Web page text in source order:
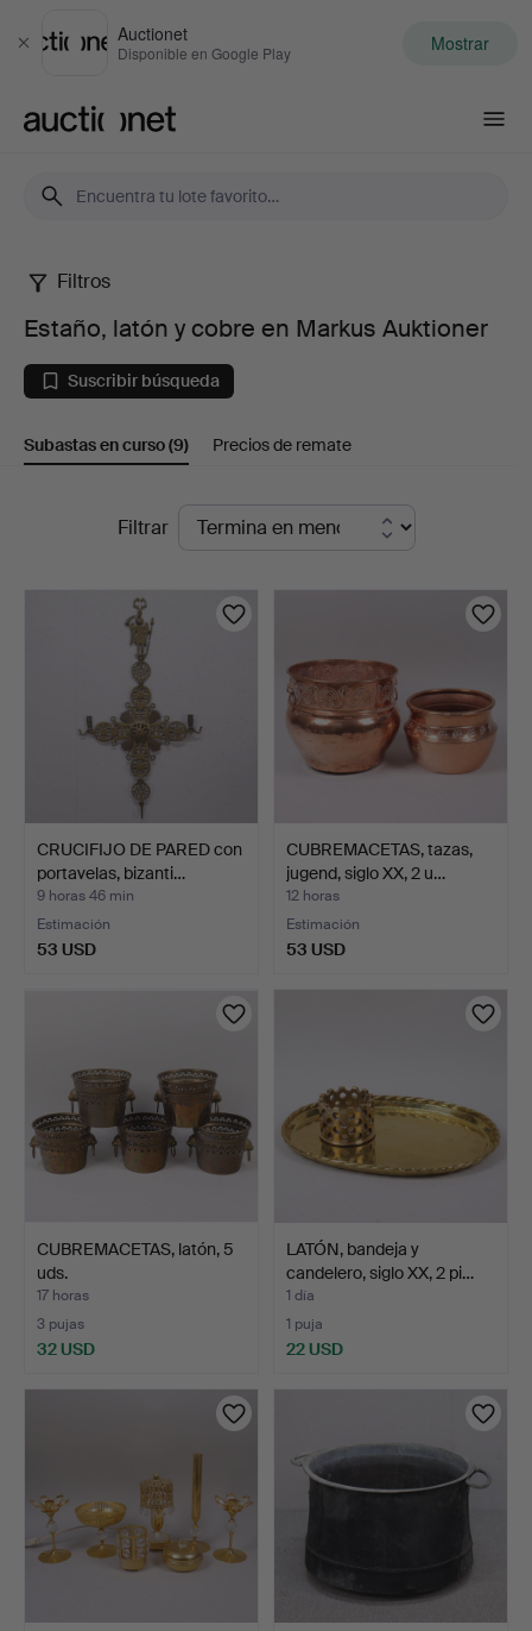
Cerrar
Auctionet
Disponible en Google Play Mostrar
Estaño,
latón
cobre
Markus
Auktioner
Filtros
Estaño, latón y cobre en Markus Auktioner
Suscribir búsqueda
Subastas en curso(9) Precios de remate
SubastasFiltrar
CRUCIFIJO DE PARED con
portavelas, bizanti…
9 horas 46 min
Estimación
53 USD
CUBREMACETAS, tazas,
jugend, siglo XX, 2 u…
12 horas
Estimación
53 USD
CUBREMACETAS, latón, 5
uds.
17 horas
3 pujas
32 USD
LATÓN, bandeja y
candelero, siglo XX, 2 pi…
1 día
1 puja
22 USD